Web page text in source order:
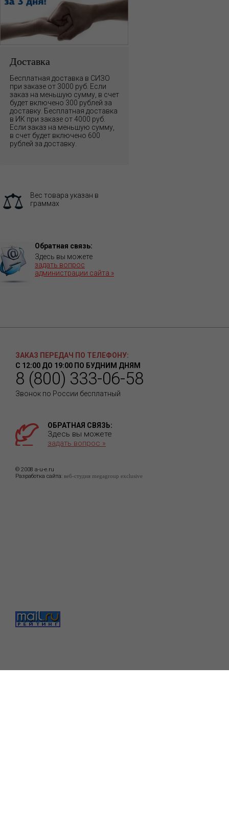
Доставка
Бесплатная доставка в СИЗО
при заказе от 3000 руб. Если
заказ на меньшую сумму, в счет
будет включено 300 рублей за
доставку. Бесплатная доставка
в ИК при заказе от 4000 руб.
Если заказ на меньшую сумму,
в счет будет включено 600
рублей за доставку.
Вес товара указан в
граммах
Обратная связь:
Здесь вы можете
задать вопрос
администрации сайта »
ЗАКАЗ ПЕРЕДАЧ ПО ТЕЛЕФОНУ:
С 12:00 ДО 19:00 ПО БУДНИМ ДНЯМ
8 (800) 333-06-58
Звонок по России бесплатный
ОБРАТНАЯ СВЯЗЬ:
Здесь вы можете
задать вопрос »
© 2008 a-u-e.ru
Разработка сайта: веб-студия megagroup exclusive